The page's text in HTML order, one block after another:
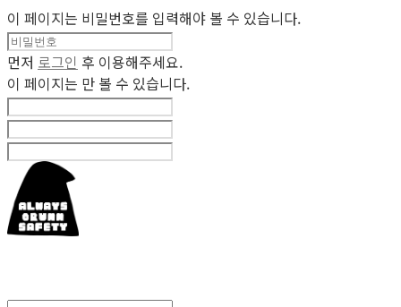
이 페이지는 비밀번호를 입력해야 볼 수 있습니다.
먼저 로그인 후 이용해주세요.
이 페이지는 만 볼 수 있습니다.